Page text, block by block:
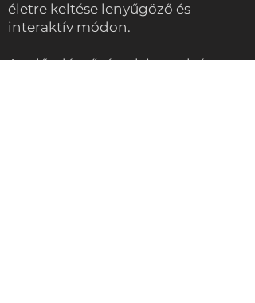
életre keltése lenyűgöző és
interaktív módon.
Az előadóművészek interaktív